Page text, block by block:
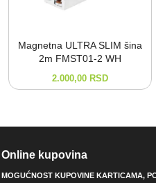
Magnetna ULTRA SLIM šina
2m FMST01-⁠2 WH
2.000,00 RSD
Online kupovina
MOGUĆNOST KUPOVINE KARTICAMA,